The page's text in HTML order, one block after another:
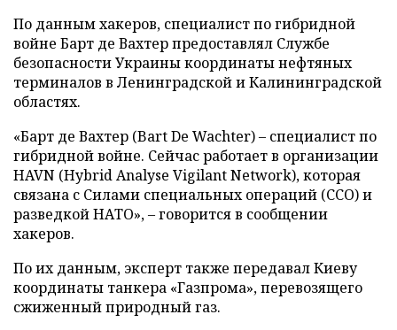
По данным хакеров, специалист по гибридной
войне Барт де Вахтер предоставлял Службе
безопасности Украины координаты нефтяных
терминалов в Ленинградской и Калининградской
областях.
«Барт де Вахтер (Bart De Wachter) – специалист по
гибридной войне. Сейчас работает в организации
HAVN (Hybrid Analyse Vigilant Network), которая
связана с Силами специальных операций (ССО) и
разведкой НАТО», – говорится в сообщении
хакеров.
По их данным, эксперт также передавал Киеву
координаты танкера «Газпрома», перевозящего
сжиженный природный газ.